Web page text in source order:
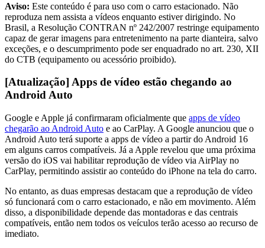
Aviso: Este conteúdo é para uso com o carro estacionado. Não
reproduza nem assista a vídeos enquanto estiver dirigindo. No
Brasil, a Resolução CONTRAN nº 242/2007 restringe equipamento
capaz de gerar imagens para entretenimento na parte dianteira, salvo
exceções, e o descumprimento pode ser enquadrado no art. 230, XII
do CTB (equipamento ou acessório proibido).
[Atualização] Apps de vídeo estão chegando ao
Android Auto
Google e Apple já confirmaram oficialmente que apps de vídeo
chegarão ao Android Auto e ao CarPlay. A Google anunciou que o
Android Auto terá suporte a apps de vídeo a partir do Android 16
em alguns carros compatíveis. Já a Apple revelou que uma próxima
versão do iOS vai habilitar reprodução de vídeo via AirPlay no
CarPlay, permitindo assistir ao conteúdo do iPhone na tela do carro.
No entanto, as duas empresas destacam que a reprodução de vídeo
só funcionará com o carro estacionado, e não em movimento. Além
disso, a disponibilidade depende das montadoras e das centrais
compatíveis, então nem todos os veículos terão acesso ao recurso de
imediato.